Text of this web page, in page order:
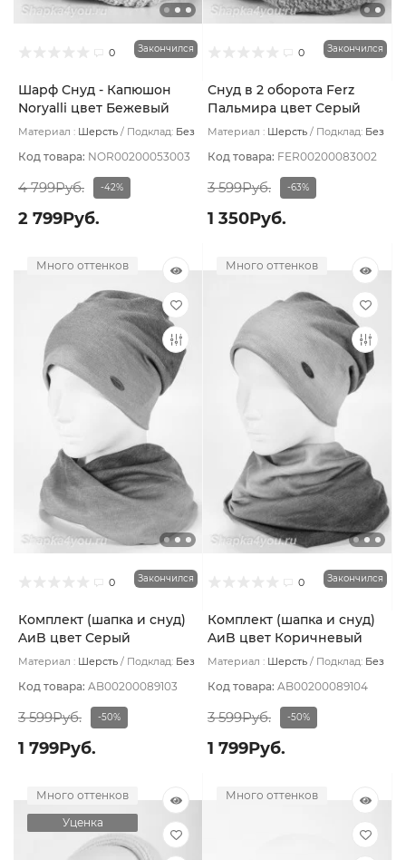
0 Закончился
Шарф Снуд - Капюшон
Noryalli цвет Бежевый
светлый
Материал : Шерсть Подклад: Без
Код товара: NOR00200053003
4 799Руб. -42%
2 799Руб.
0 Закончился
Снуд в 2 оборота Ferz
Пальмира цвет Серый
Материал : Шерсть Подклад: Без
Код товара: FER00200083002
3 599Руб. -63%
1 350Руб.
Много оттенков
0 Закончился
Комплект (шапка и снуд)
AиB цвет Серый
Материал : Шерсть Подклад: Без
Код товара: AB00200089103
3 599Руб. -50%
1 799Руб.
Много оттенков
0 Закончился
Комплект (шапка и снуд)
AиB цвет Коричневый
светлый
Материал : Шерсть Подклад: Без
Код товара: AB00200089104
3 599Руб. -50%
1 799Руб.
Много оттенков
Уценка
Много оттенков